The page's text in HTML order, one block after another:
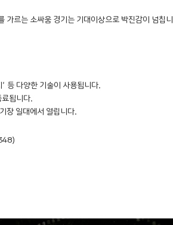
가르는 소싸움 경기는 기대이상으로 박진감이 넘칩니
등 다양한 기술이 사용됩니다.
료됩니다.
장 일대에서 열립니다.